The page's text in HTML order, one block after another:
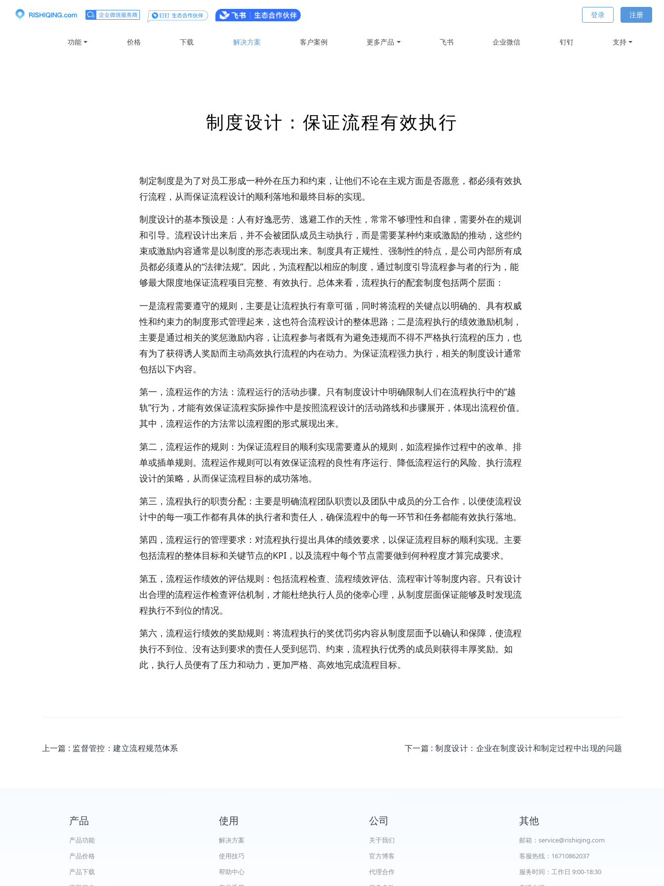
登录 注册
功能 价格 下载 解决方案 客户案例 更多产品 飞书 企业微信 钉钉 支持
制度设计：保证流程有效执行
制定制度是为了对员工形成一种外在压力和约束，让他们不论在主观方面是否愿意，都必须有效执
行流程，从而保证流程设计的顺利落地和最终目标的实现。
制度设计的基本预设是：人有好逸恶劳、逃避工作的天性，常常不够理性和自律，需要外在的规训
和引导。流程设计出来后，并不会被团队成员主动执行，而是需要某种约束或激励的推动，这些约
束或激励内容通常是以制度的形态表现出来。制度具有正规性、强制性的特点，是公司内部所有成
员都必须遵从的“法律法规”。因此，为流程配以相应的制度，通过制度引导流程参与者的行为，能
够最大限度地保证流程项目完整、有效执行。总体来看，流程执行的配套制度包括两个层面：
一是流程需要遵守的规则，主要是让流程执行有章可循，同时将流程的关键点以明确的、具有权威
性和约束力的制度形式管理起来，这也符合流程设计的整体思路；二是流程执行的绩效激励机制，
主要是通过相关的奖惩激励内容，让流程参与者既有为避免违规而不得不严格执行流程的压力，也
有为了获得诱人奖励而主动高效执行流程的内在动力。为保证流程强力执行，相关的制度设计通常
包括以下内容。
第一，流程运作的方法：流程运行的活动步骤。只有制度设计中明确限制人们在流程执行中的“越
轨”行为，才能有效保证流程实际操作中是按照流程设计的活动路线和步骤展开，体现出流程价值。
其中，流程运作的方法常以流程图的形式展现出来。
第二，流程运作的规则：为保证流程目的顺利实现需要遵从的规则，如流程操作过程中的改单、排
单或插单规则。流程运作规则可以有效保证流程的良性有序运行、降低流程运行的风险、执行流程
设计的策略，从而保证流程目标的成功落地。
第三，流程执行的职责分配：主要是明确流程团队职责以及团队中成员的分工合作，以便使流程设
计中的每一项工作都有具体的执行者和责任人，确保流程中的每一环节和任务都能有效执行落地。
第四，流程运行的管理要求：对流程执行提出具体的绩效要求，以保证流程目标的顺利实现。主要
包括流程的整体目标和关键节点的KPI，以及流程中每个节点需要做到何种程度才算完成要求。
第五，流程运作绩效的评估规则：包括流程检查、流程绩效评估、流程审计等制度内容。只有设计
出合理的流程运作检查评估机制，才能杜绝执行人员的侥幸心理，从制度层面保证能够及时发现流
程执行不到位的情况。
第六，流程运行绩效的奖励规则：将流程执行的奖优罚劣内容从制度层面予以确认和保障，使流程
执行不到位、没有达到要求的责任人受到惩罚、约束，流程执行优秀的成员则获得丰厚奖励。如
此，执行人员便有了压力和动力，更加严格、高效地完成流程目标。
上一篇 : 监督管控：建立流程规范体系 下一篇 : 制度设计：企业在制度设计和制定过程中出现的问题
产品
产品功能
产品价格
产品下载
使用
解决方案
使用技巧
帮助中心
公司
关于我们
官方博客
代理合作
其他
邮箱：service@rishiqing.com
客服热线：16710862037
服务时间：工作日 9:00-18:30